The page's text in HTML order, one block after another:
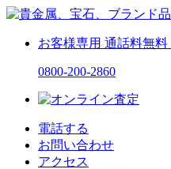
お客様専用 通話料無料
0800-200-2860
電話する
お問い合わせ
アクセス